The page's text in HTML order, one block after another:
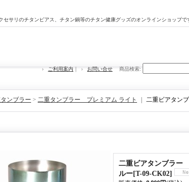
サリのチタンピアス、チタン鍋等のチタン健康グッズのオンラインショップで
ご利用案内｜ お問い合せ 商品検索:
ンブラー > 二重タンブラー プレミアム ライト 二重ビアタン
二重ビアタンブラ
ルー[T-09-CK02]